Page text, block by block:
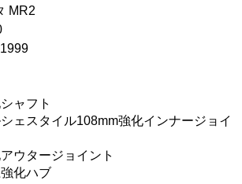
MR2
ャフト
ェスタイル108mm強化インナージョイ
ウタージョイント
化ハブ